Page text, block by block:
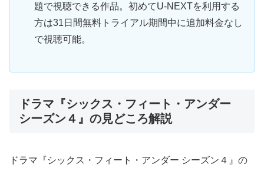
題で視聴できる作品。初めてU-NEXTを利用する
方は31日間無料トライアル期間中に追加料金なし
で視聴可能。
ドラマ『シックス・フィート・アンダー
シーズン４』の見どころ解説
ドラマ『シックス・フィート・アンダー シーズン４』の